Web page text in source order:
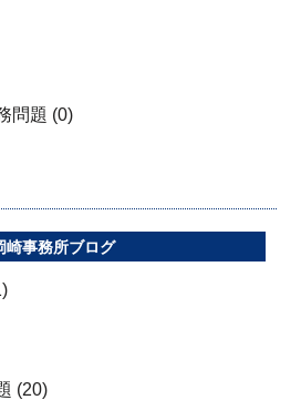
問題 (0)
崎事務所ブログ
(20)